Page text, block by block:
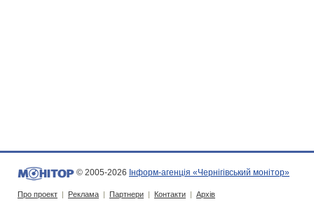
© 2005-2026 Інформ-агенція «Чернігівський монітор»
Про проект | Реклама | Партнери | Контакти | Архів